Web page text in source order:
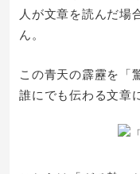
人が文章を読んだ場
ん。
この青天の霹靂を「
誰にでも伝わる文章